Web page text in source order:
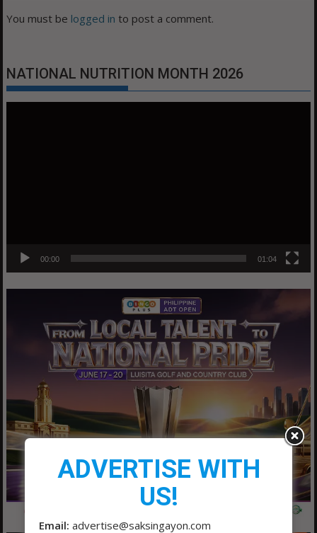
You must be logged in to post a comment.
NATIONAL NUTRITION MONTH 2026
00:00 01:04
ADVERTISE WITH
US!
Email: advertise@saksingayon.com